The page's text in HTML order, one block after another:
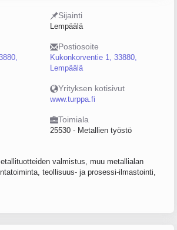
Sijainti
Lempäälä
Postiosoite
Kukonkorventie 1, 33880,
Lempäälä
Yrityksen kotisivut
www.turppa.fi
Toimiala
25530 - Metallien työstö
valmistus, muu metallialan
teollisuus- ja prosessi-ilmastointi,